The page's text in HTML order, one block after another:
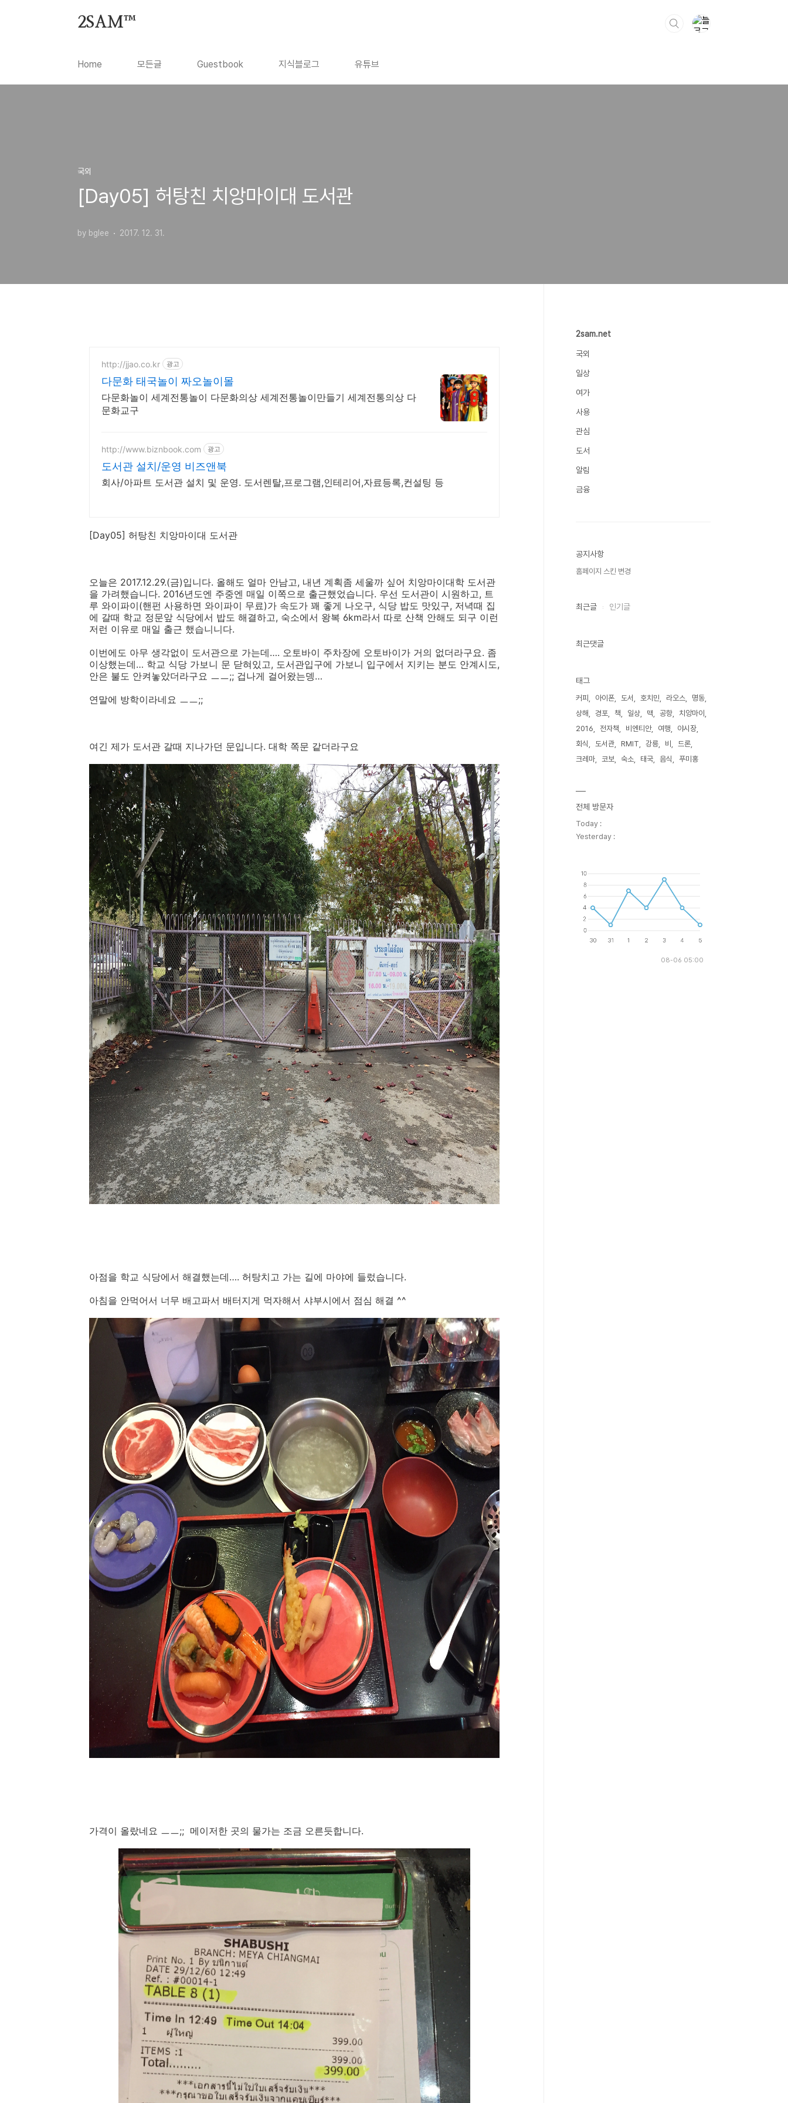
2SAM™
Home 모든글 Guestbook 지식블로그 유튜브
국외
[Day05] 허탕친 치앙마이대 도서관
by bglee 2017. 12. 31.
http://jjao.co.kr 광고
다문화 태국놀이 짜오놀이몰
다문화놀이 세계전통놀이 다문화의상 세계전통놀이만들기 세계전통의상 다
문화교구
http://www.biznbook.com 광고
도서관 설치/운영 비즈앤북
회사/아파트 도서관 설치 및 운영. 도서렌탈,프로그램,인테리어,자료등록,컨설팅 등
[Day05] 허탕친 치앙마이대 도서관
오늘은 2017.12.29.(금)입니다. 올해도 얼마 안남고, 내년 계획좀 세울까 싶어 치앙마이대학 도서관
을 가려했습니다. 2016년도엔 주중엔 매일 이쪽으로 출근했었습니다. 우선 도서관이 시원하고, 트
루 와이파이(핸펀 사용하면 와이파이 무료)가 속도가 꽤 좋게 나오구, 식당 밥도 맛있구, 저녁때 집
에 갈때 학교 정문앞 식당에서 밥도 해결하고, 숙소에서 왕복 6km라서 따로 산책 안해도 되구 이런
저런 이유로 매일 출근 했습니니다.
이번에도 아무 생각없이 도서관으로 가는데…. 오토바이 주차장에 오토바이가 거의 없더라구요. 좀
이상했는데… 학교 식당 가보니 문 닫혀있고, 도서관입구에 가보니 입구에서 지키는 분도 안계시도,
안은 불도 안켜놓았더라구요 ㅡㅡ;; 겁나게 걸어왔는뎅…
연말에 방학이라네요 ㅡㅡ;;
여긴 제가 도서관 갈때 지나가던 문입니다. 대학 쪽문 같더라구요
아점을 학교 식당에서 해결했는데…. 허탕치고 가는 길에 마야에 들렀습니다.
아침을 안먹어서 너무 배고파서 배터지게 먹자해서 샤부시에서 점심 해결 ^^
가격이 올랐네요 ㅡㅡ;; 메이저한 곳의 물가는 조금 오른듯합니다.
2sam.net
국외
일상
여가
사용
관심
도서
알림
금융
공지사항
홈페이지 스킨 변경
최근글 인기글
최근댓글
태그
커피 아이폰 도서 호치민 라오스
명동
상해
경포 책 일상 맥 공항
치앙마이
2016
전자책 비엔티안 여행
야시장
회식
도서관 RMIT 강릉 비
드론
크레마
코보 숙소 태국 음식 푸미홍
전체 방문자
Today :
Yesterday :
08-06 05:00